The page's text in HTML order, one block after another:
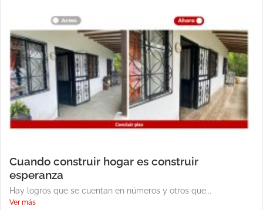
Cuando construir hogar es construir
esperanza
Hay logros que se cuentan en números y otros que...
Ver más